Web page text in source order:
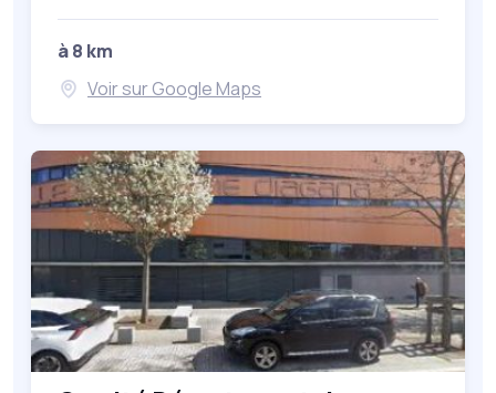
à 8 km
Voir sur Google Maps